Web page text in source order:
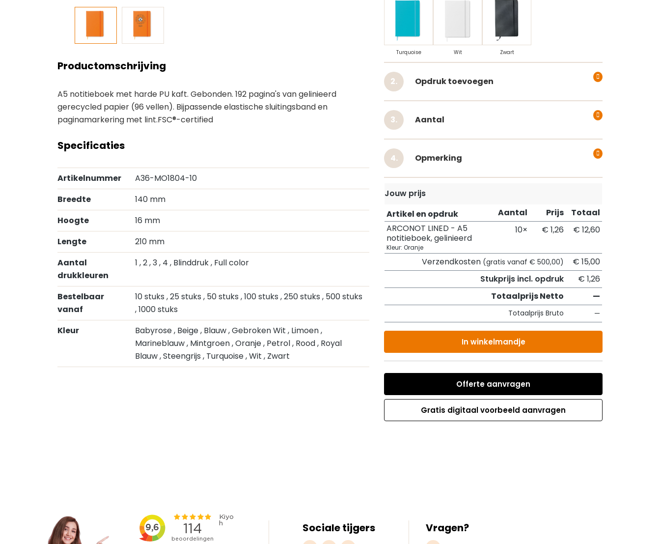
Productomschrijving
A5 notitieboek met harde PU kaft. Gebonden. 192 pagina's van gelinieerd
gerecycled papier (96 vellen). Bijpassende elastische sluitingsband en
paginamarkering met lint.FSC®-certified
Specificaties
Artikelnummer
A36-MO1804-10
Breedte
140 mm
Hoogte
16 mm
Lengte
210 mm
Aantal
drukkleuren
1 , 2, 3, 4 , Blinddruk, Full color
Bestelbaar
vanaf
10 stuks , 25 stuks , 50 stuks , 100 stuks , 250 stuks , 500 stuks
, 1000 stuks
Kleur
Babyrose, Beige, Blauw, Gebroken Wit , Limoen,
Marineblauw, Mintgroen, Oranje, Petrol, Rood, Royal
Blauw, Steengrijs , Turquoise, Wit , Zwart
Turquoise Wit Zwart
Opdruk toevoegen
Aantal
Opmerking
Jouw prijs
Artikel en opdruk
Aantal Prijs
Totaal
ARCONOT LINED - A5
notitieboek, gelinieerd
Kleur: Oranje
10× € 1,26 € 12,60
Verzendkosten (gratis vanaf € 500,00)
€ 15,00
Stukprijs incl. opdruk
€ 1,26
Totaalprijs Netto
—
Totaalprijs Bruto —
In winkelmandje
Offerte aanvragen
Gratis digitaal voorbeeld aanvragen
Sociale tijgers Vragen?